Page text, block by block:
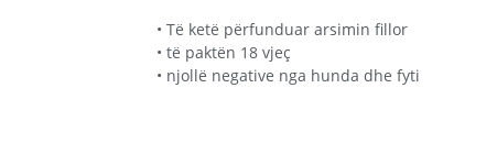
• Të ketë përfunduar arsimin fillor
• të paktën 18 vjeç
• njollë negative nga hunda dhe fyti